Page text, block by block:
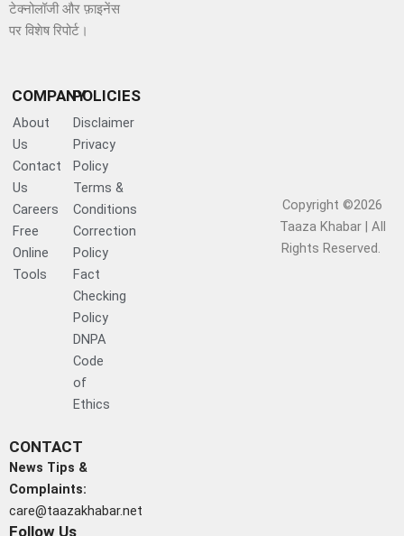
टेक्नोलॉजी और फ़ाइनेंस
पर विशेष रिपोर्ट।
COMPANY
About
Us
Contact
Us
Careers
Free
Online
Tools
POLICIES
Disclaimer
Privacy
Policy
Terms &
Conditions
Correction
Policy
Fact
Checking
Policy
DNPA
Code
of
Ethics
CONTACT
News Tips &
Complaints:
care@taazakhabar.net
Follow Us
Copyright ©2026
Taaza Khabar | All
Rights Reserved.​